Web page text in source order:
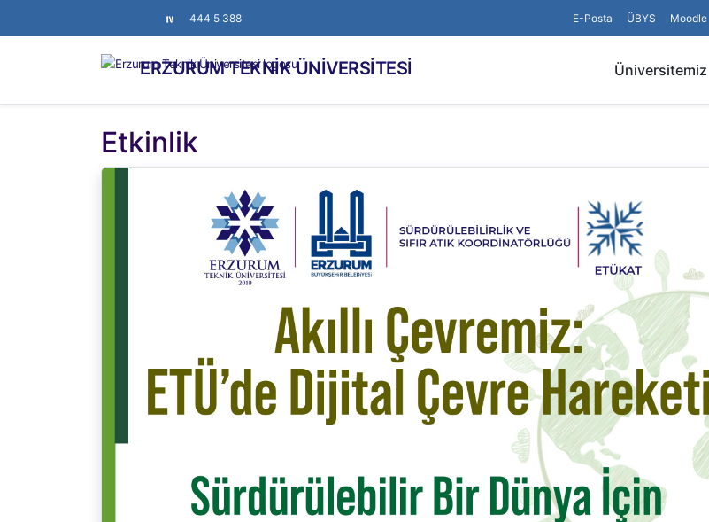
444 5 388 E-Posta ÜBYS Moodle
ERZURUM TEKNİK ÜNİVERSİTESİ Üniversitemiz
Etkinlik